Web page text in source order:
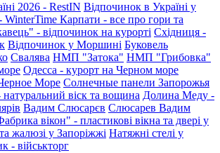
2026 - RestIN Відпочинок в Україні у
WinterTime Карпати - все про гори та
- відпочинок на курорті Східниця -
Відпочинок у Моршині Буковель
Свалява НМП "Затока" НМП "Грибовка"
Одесса - курорт на Черном море
Море Солнечные панели Запорожья
віск та вощина Долина Меду -
Вадим Слюсарєв Слюсарев Вадим
вікон" - пластикові вікна та двері у
жалюзі у Запоріжжі Натяжні стелі у
- військторг